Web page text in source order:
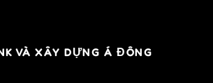
VÀ XÂY DỰNG Á ĐÔNG